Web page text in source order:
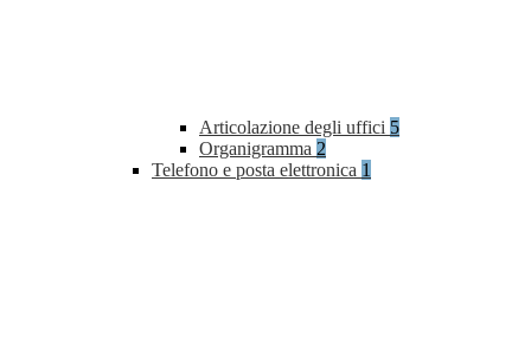
Articolazione degli uffici 5
Organigramma 2
Telefono e posta elettronica 1